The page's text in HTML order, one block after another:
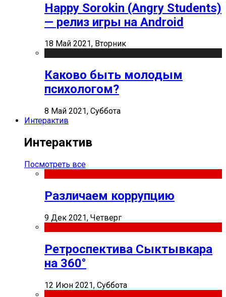
Happy Sorokin (Angry Students)
— релиз игры на Android
18 Май 2021, Вторник
Каково быть молодым
психологом?
8 Май 2021, Суббота
Интерактив
Интерактив
Посмотреть все
Различаем коррупцию
9 Дек 2021, Четверг
Ретроспектива Сыктывкара
на 360°
12 Июн 2021, Суббота